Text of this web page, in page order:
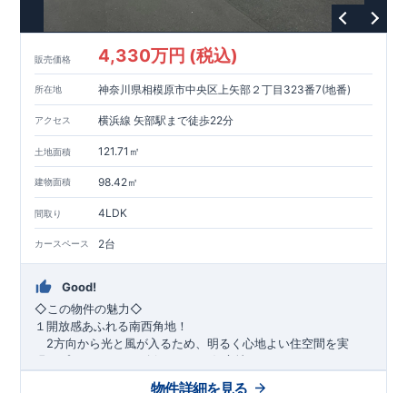
757m（徒歩10分）​新戸診療所 約772m
磯部郵便局 約900m（徒歩12分）​磯部クリニック 約
948m （徒歩12分）
■東栄住宅の家作り■​■ブルーミングガーデンのこだわり■
↑ ​
の技術基準をクリア☆】​１ 耐久性/２劣化対策
住宅面積
５省エネルギー性
■住宅性能評価ダブル取得​スマートフォンで見やすい特設サイ
トはこちら
★​物件のご案内は、
スムーズにご案内が可能♪​お気軽にお問い合わせください♪​お
問い合わせお待ちしております
場合は、現地確認の他に近くにある同仕様の完成物件をご案内
致します。
販売価格 4,330万円 (税込)
所在地 神奈川県相模原市中央区上矢部２丁目323番7(地番)
アクセス 横浜線 矢部駅まで徒歩22分
土地面積 121.71㎡
建物面積 98.42㎡
間取り 4LDK
カースペース 2台
Good!
​◇この物件の魅力◇
１開放感あふれる南西角地！
2方向から光と風が入るため、明るく心地よい住空間を実
現。プライバシーも確保しやすい好立地です♪
物件詳細を見る